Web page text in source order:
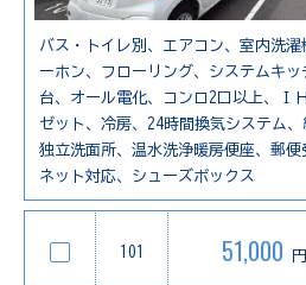
バス・トイレ別、エアコン、室内洗
ーホン、フローリング、システムキ
台、オール電化、コンロ2口以上、Ｉ
ゼット、冷房、24時間換気システム、
独立洗面所、温水洗浄暖房便座、郵
ネット対応、シューズボックス
101 51,000 円